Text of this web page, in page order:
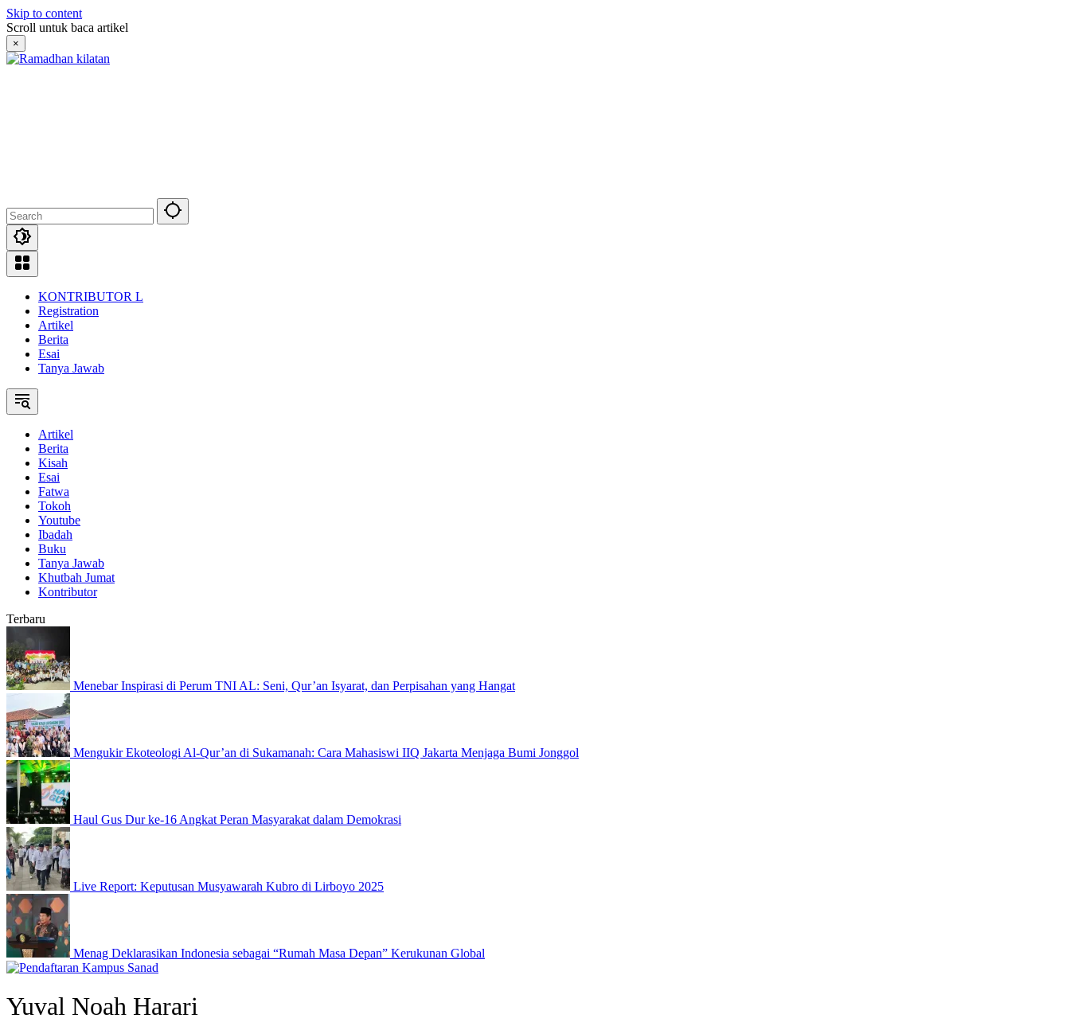
Skip to content
Scroll untuk baca artikel
×
KONTRIBUTOR L
Registration
Artikel
Berita
Esai
Tanya Jawab
Artikel
Berita
Kisah
Esai
Fatwa
Tokoh
Youtube
Ibadah
Buku
Tanya Jawab
Khutbah Jumat
Kontributor
Terbaru
Menebar Inspirasi di Perum TNI AL: Seni, Qur’an Isyarat, dan Perpisahan yang Hangat
Mengukir Ekoteologi Al-Qur’an di Sukamanah: Cara Mahasiswi IIQ Jakarta Menjaga Bumi Jonggol
Haul Gus Dur ke-16 Angkat Peran Masyarakat dalam Demokrasi
Live Report: Keputusan Musyawarah Kubro di Lirboyo 2025
Menag Deklarasikan Indonesia sebagai “Rumah Masa Depan” Kerukunan Global
Yuval Noah Harari